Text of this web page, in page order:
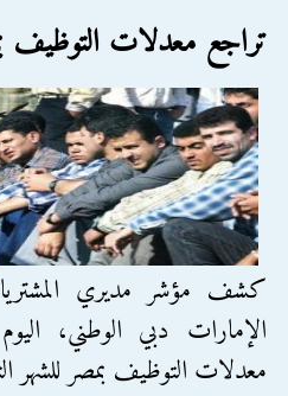
تراجع معدلات التوظيف
الإمارات دبي الوطني،
معدلات التوظيف بمصر للشهر